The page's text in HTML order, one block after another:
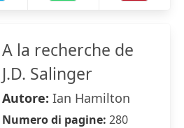
A la recherche de
J.D. Salinger
Autore: Ian Hamilton
Numero di pagine: 280